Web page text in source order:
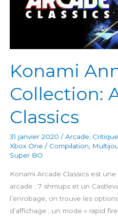
Konami
Collection:
Classics
31 janvier 2020 / Arcade Critique
Xbox One / Compilation
Super BO
Konami Arcade Classics est
arcade : 7 shmups et un
l’enrobage, on trouve les
d’affichage ; un mode « rapid